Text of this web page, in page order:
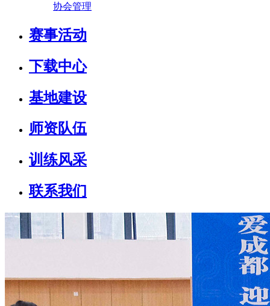
协会管理
赛事活动
下载中心
基地建设
师资队伍
训练风采
联系我们